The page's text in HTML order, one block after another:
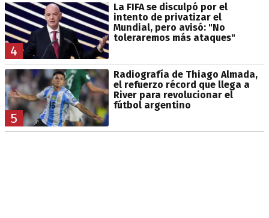
4
La FIFA se disculpó por el
intento de privatizar el
Mundial, pero avisó: "No
toleraremos más ataques"
5
Radiografía de Thiago Almada,
el refuerzo récord que llega a
River para revolucionar el
fútbol argentino